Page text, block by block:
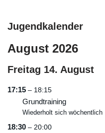
Jugendkalender
August 2026
Freitag 14. August
17:15 – 18:15
Grundtraining
Wiederholt sich wöchentlich
18:30 – 20:00